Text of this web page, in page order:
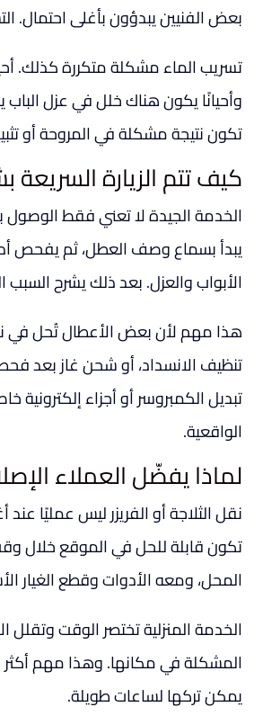
بعض الفنيين يبدؤون بأغلى
تسريب الماء مشكلة متكررة كذلك.
وأحيانًا يكون هناك خلل في عزل الباب
تكون نتيجة مشكلة في المروحة أو
كيف تتم الزيارة
الخدمة الجيدة لا تعني فقط الوصول
يبدأ بسماع وصف العطل، ثم يفحص أداء
الأبواب والعزل. بعد ذلك يشرح السبب
هذا مهم لأن بعض الأعطال تُحل في
تنظيف الانسداد، أو شحن غاز بعد
تبديل الكمبروسر أو أجزاء
الواقعية.
لماذا يفضّل العملاء
نقل الثلاجة أو الفريزر ليس عمليًا
تكون قابلة للحل في الموقع خلال
المحل، ومعه الأدوات وقطع الغيار
الخدمة المنزلية تختصر الوقت وتقلل
المشكلة في مكانها. وهذا مهم
يمكن تركها لساعات طويلة.